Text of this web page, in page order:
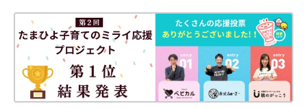
考にしてるそう。
仁菜ちゃんが1歳を迎えたころ、医師から「ドラベ症候群の可能
性がある」と聞いた郁恵さんは、ネット検索をしては不安になる
毎日を過ごしていました。
「毎日のようにネット検索していたあるとき、同じ病気の子を育